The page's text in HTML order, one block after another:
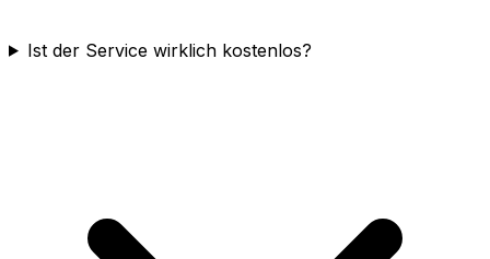
Ist der Service wirklich kostenlos?